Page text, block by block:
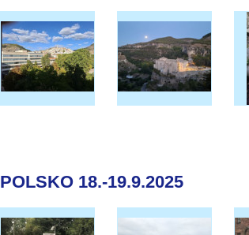
POLSKO 18.-19.9.2025